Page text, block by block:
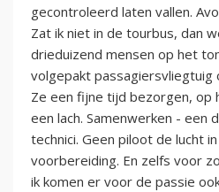
gecontroleerd laten vallen.
Zat ik niet in de tourbus, dan
drieduizend mensen op het
volgepakt passagiersvliegtuig
Ze een fijne tijd bezorgen, op
een lach. Samenwerken - een
technici. Geen piloot de lucht
voorbereiding. En zelfs voor
ik komen er voor de passie